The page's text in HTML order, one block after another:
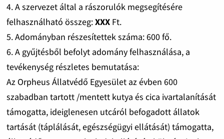
4. A szervezet által a rászorulók megsegítésére
felhasználható összeg:XXXFt.
5. Adományban részesítettek száma: 600 fő.
6. A gyűjtésből befolyt adomány felhasználása, a
tevékenység részletes bemutatása:
Az Orpheus Állatvédő Egyesület az évben 600
szabadban tartott /mentett kutya és cica ivartalanítását
támogatta, ideiglenesen utcáról befogadott állatok
tartását (táplálását, egészségügyi ellátását) támogatta,